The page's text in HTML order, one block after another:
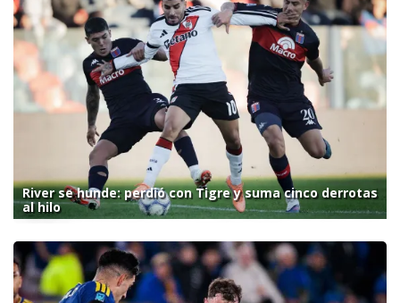
River se hunde: perdió con Tigre y suma cinco derrotas
al hilo